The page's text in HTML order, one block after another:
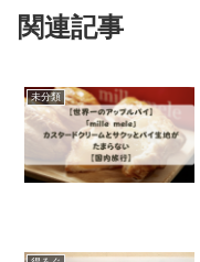
関連記事
未分類